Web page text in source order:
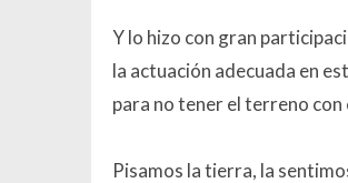
Y lo hizo con gran
la actuación adecuada en
para no tener el terreno
Pisamos la tierra, la